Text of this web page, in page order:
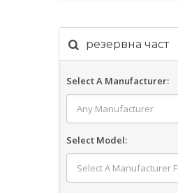
резервна част
Select A Manufacturer:
Select Model: